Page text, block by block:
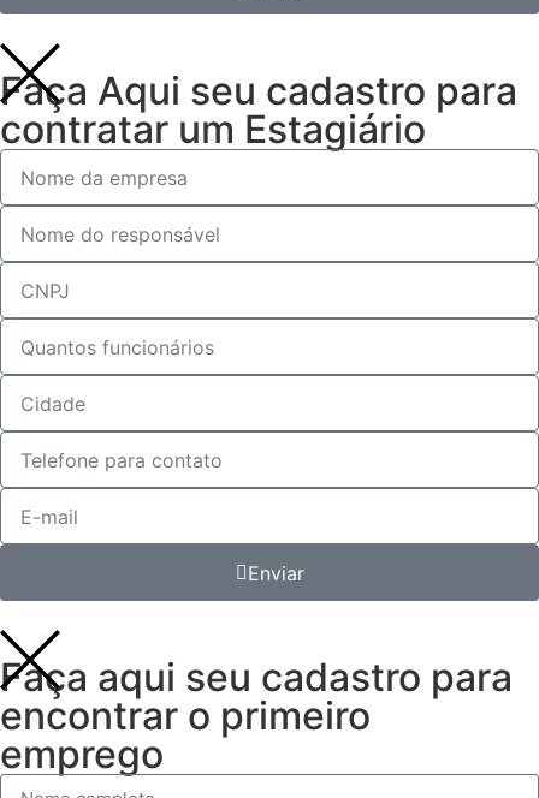
Faça Aqui seu cadastro para
contratar um Estagiário
Enviar
Faça aqui seu cadastro para
encontrar o primeiro
emprego